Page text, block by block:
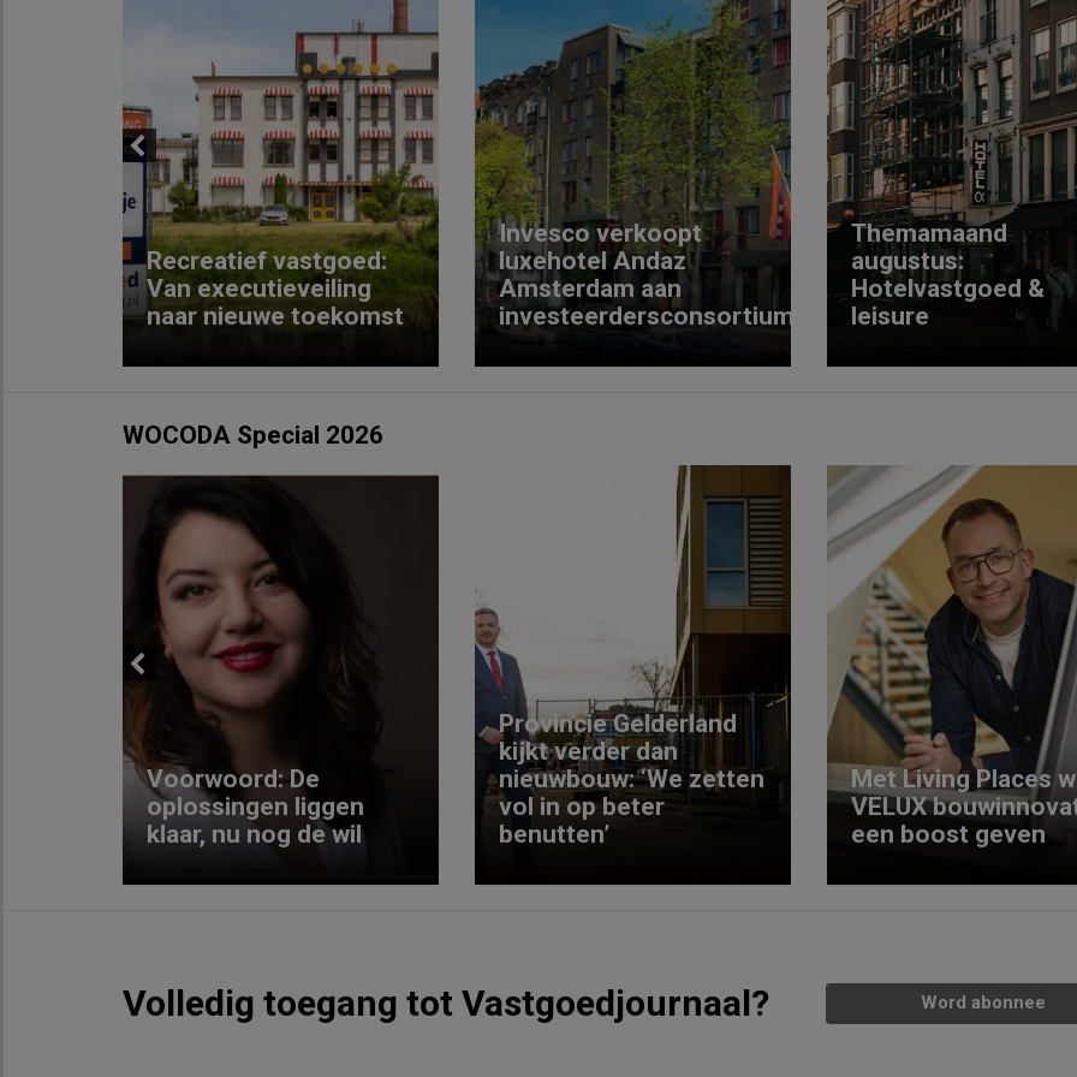
Previous
Recreatief vastgoed:
Van executieveiling
naar nieuwe toekomst
Invesco verkoopt
luxehotel Andaz
Amsterdam aan
investeerdersconsortium
Themamaand
augustus:
Hotelvastgoed &
leisure
WOCODA Special 2026
Previous
Voorwoord: De
oplossingen liggen
klaar, nu nog de wil
Provincie Gelderland
kijkt verder dan
nieuwbouw: ‘We zetten
vol in op beter
benutten’
Met Living Places
VELUX
een boost geven
Volledig toegang tot Vastgoedjournaal? Word abonnee